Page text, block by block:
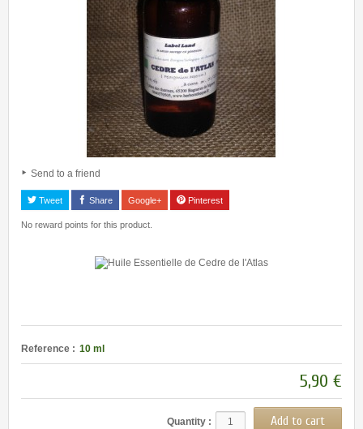
Send to a friend
Tweet Share Google+ Pinterest
No reward points for this product.
Reference : 10 ml
5,90 €
Quantity :